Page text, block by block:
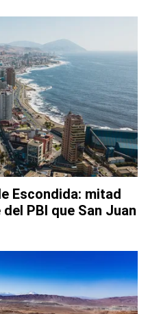
Escondida: mitad
PBI que San Juan